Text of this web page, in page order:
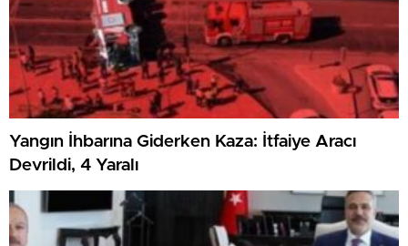
Yangın İhbarına Giderken Kaza: İtfaiye Aracı
Devrildi, 4 Yaralı